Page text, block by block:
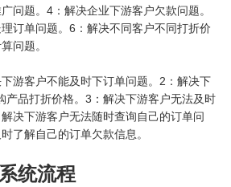
问题。4：解决企业下游客户欠款问题。
订单问题。6：解决不同客户不同打折价
问题。
游客户不能及时下订单问题。2：解决下
产品打折价格。3：解决下游客户无法及时
决下游客户无法随时查询自己的订单问
了解自己的订单欠款信息。
统流程